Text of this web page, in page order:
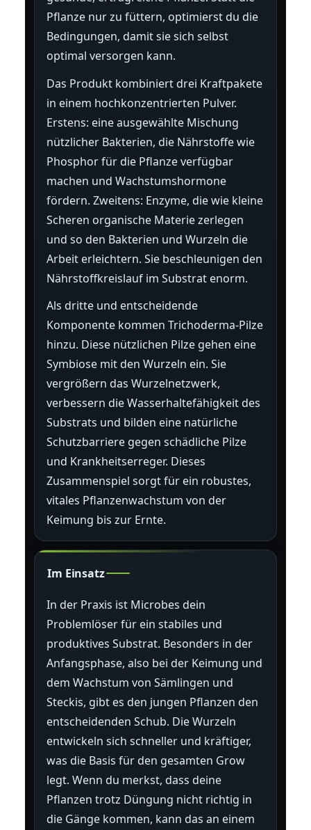
Pflanze nur zu füttern, optimierst du die
Bedingungen, damit sie sich selbst
optimal versorgen kann.
Das Produkt kombiniert drei Kraftpakete
in einem hochkonzentrierten Pulver.
Erstens: eine ausgewählte Mischung
nützlicher Bakterien, die Nährstoffe wie
Phosphor für die Pflanze verfügbar
machen und Wachstumshormone
fördern. Zweitens: Enzyme, die wie kleine
Scheren organische Materie zerlegen
und so den Bakterien und Wurzeln die
Arbeit erleichtern. Sie beschleunigen den
Nährstoffkreislauf im Substrat enorm.
Als dritte und entscheidende
Komponente kommen Trichoderma-Pilze
hinzu. Diese nützlichen Pilze gehen eine
Symbiose mit den Wurzeln ein. Sie
vergrößern das Wurzelnetzwerk,
verbessern die Wasserhaltefähigkeit des
Substrats und bilden eine natürliche
Schutzbarriere gegen schädliche Pilze
und Krankheitserreger. Dieses
Zusammenspiel sorgt für ein robustes,
vitales Pflanzenwachstum von der
Keimung bis zur Ernte.
Im Einsatz
In der Praxis ist Microbes dein
Problemlöser für ein stabiles und
produktives Substrat. Besonders in der
Anfangsphase, also bei der Keimung und
dem Wachstum von Sämlingen und
Steckis, gibt es den jungen Pflanzen den
entscheidenden Schub. Die Wurzeln
entwickeln sich schneller und kräftiger,
was die Basis für den gesamten Grow
legt. Wenn du merkst, dass deine
Pflanzen trotz Düngung nicht richtig in
die Gänge kommen, kann das an einem